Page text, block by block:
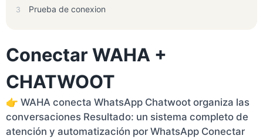
3 Prueba de conexion
Conectar WAHA +
CHATWOOT
👉 WAHA conecta WhatsApp Chatwoot organiza las
conversaciones Resultado: un sistema completo de
atención y automatización por WhatsApp Conectar